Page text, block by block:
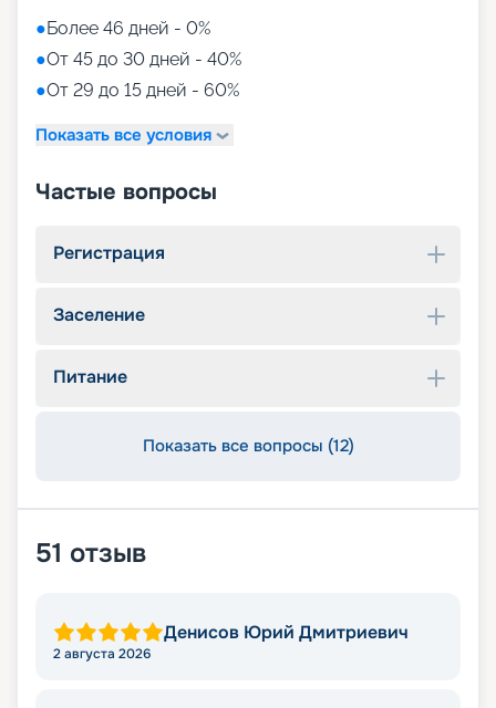
●Более 46 дней - 0%
●От 45 до 30 дней - 40%
●От 29 до 15 дней - 60%
Показать все условия
Частые вопросы
Регистрация
Заселение
Питание
Показать все вопросы (12)
51 отзыв
Денисов Юрий Дмитриевич
2 августа 2026